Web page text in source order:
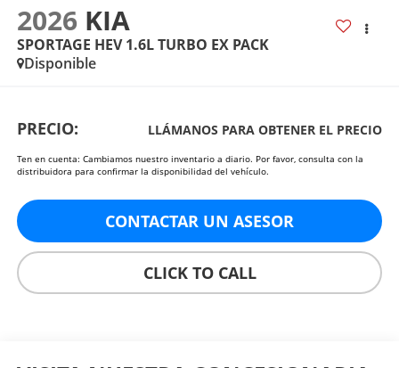
2026 KIA
SPORTAGE HEV 1.6L TURBO EX PACK
Disponible
PRECIO: LLÁMANOS PARA OBTENER EL PRECIO
Ten en cuenta: Cambiamos nuestro inventario a diario. Por favor, consulta con la
distribuidora para confirmar la disponibilidad del vehículo.
CONTACTAR UN ASESOR
CLICK TO CALL